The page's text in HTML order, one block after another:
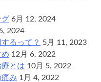
グ 6月 12, 2024
2024
るって？ 5月 11, 2023
12月 6, 2022
とは 10月 5, 2022
み 1月 4, 2022